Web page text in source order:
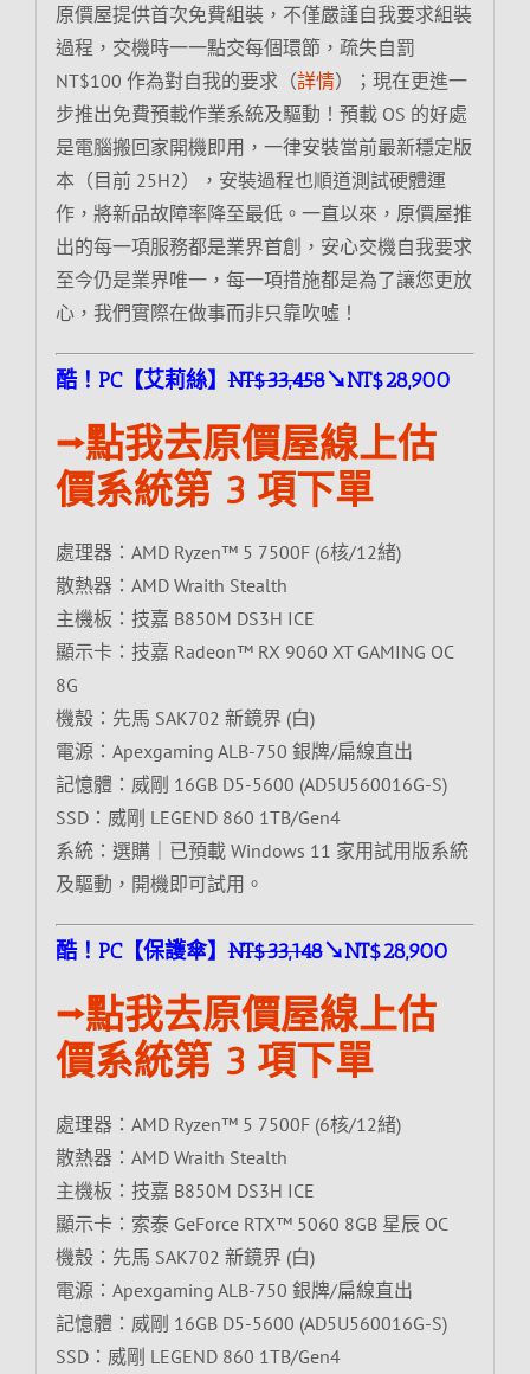
原價屋提供首次免費組裝，不僅嚴謹自我要求組裝
過程，交機時一一點交每個環節，疏失自罰
NT$100 作為對自我的要求（詳情）；現在更進一
步推出免費預載作業系統及驅動！預載 OS 的好處
是電腦搬回家開機即用，一律安裝當前最新穩定版
本（目前 25H2），安裝過程也順道測試硬體運
作，將新品故障率降至最低。一直以來，原價屋推
出的每一項服務都是業界首創，安心交機自我要求
至今仍是業界唯一，每一項措施都是為了讓您更放
心，我們實際在做事而非只靠吹噓！
酷！PC【艾莉絲】NT$33,458↘NT$28,900
⭢點我去原價屋線上估
價系統第 3 項下單
處理器：AMD Ryzen™ 5 7500F (6核/12緒)
散熱器：AMD Wraith Stealth
主機板：技嘉 B850M DS3H ICE
顯示卡：技嘉 Radeon™ RX 9060 XT GAMING OC
8G
機殼：先馬 SAK702 新鏡界 (白)
電源：Apexgaming ALB-750 銀牌/扁線直出
記憶體：威剛 16GB D5-5600 (AD5U560016G-S)
SSD：威剛 LEGEND 860 1TB/Gen4
系統：選購｜已預載 Windows 11 家用試用版系統
及驅動，開機即可試用。
酷！PC【保護傘】NT$33,148↘NT$28,900
⭢點我去原價屋線上估
價系統第 3 項下單
處理器：AMD Ryzen™ 5 7500F (6核/12緒)
散熱器：AMD Wraith Stealth
主機板：技嘉 B850M DS3H ICE
顯示卡：索泰 GeForce RTX™ 5060 8GB 星辰 OC
機殼：先馬 SAK702 新鏡界 (白)
電源：Apexgaming ALB-750 銀牌/扁線直出
記憶體：威剛 16GB D5-5600 (AD5U560016G-S)
SSD：威剛 LEGEND 860 1TB/Gen4